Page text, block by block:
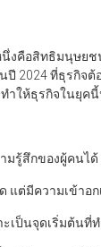
นึ่งคือสิทธิมนุษ
ปี 2024 ที่ธุรกิจ
ให้ธุรกิจในยุคนี้
มรู้สึกของผู้คนไ
แต่มีความเข้าอ
เป็นจุดเริ่มต้นที่